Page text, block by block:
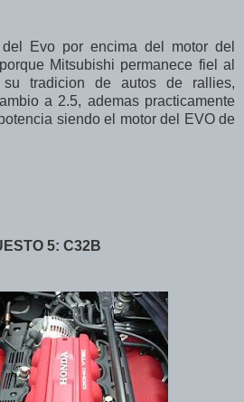
Evo por encima del motor del
Mitsubishi permanece fiel al
tradicion de autos de rallies,
a 2.5, ademas practicamente
siendo el motor del EVO de
5: C32B